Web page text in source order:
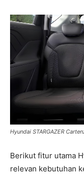
Hyundai STARGAZER
Berikut fitur utama
relevan kebutuhan